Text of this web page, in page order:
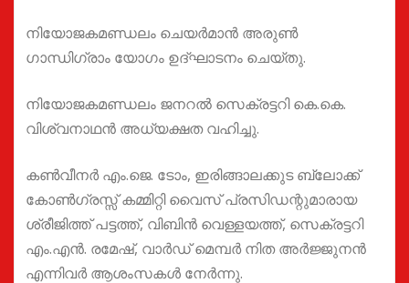
നിയോജകമണ്ഡലം ചെയർമാൻ അരുൺ
ഗാന്ധിഗ്രാം യോഗം ഉദ്ഘാടനം ചെയ്തു.
നിയോജകമണ്ഡലം ജനറൽ സെക്രട്ടറി കെ.കെ.
വിശ്വനാഥൻ അധ്യക്ഷത വഹിച്ചു.
കൺവീനർ എം.ജെ. ടോം, ഇരിങ്ങാലക്കുട ബ്ലോക്ക്
കോൺഗ്രസ്സ് കമ്മിറ്റി വൈസ് പ്രസിഡന്റുമാരായ
ശ്രീജിത്ത് പട്ടത്ത്, വിബിൻ വെള്ളയത്ത്, സെക്രട്ടറി
എം.എൻ. രമേഷ്, വാർഡ് മെമ്പർ നിത അർജ്ജുനൻ
എന്നിവർ ആശംസകൾ നേർന്നു.